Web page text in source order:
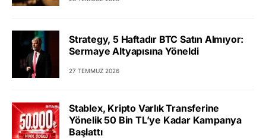
Strategy, 5 Haftadır BTC Satın Almıyor:
Sermaye Altyapısına Yöneldi
27 TEMMUZ 2026
Stablex, Kripto Varlık Transferine
Yönelik 50 Bin TL’ye Kadar Kampanya
Başlattı